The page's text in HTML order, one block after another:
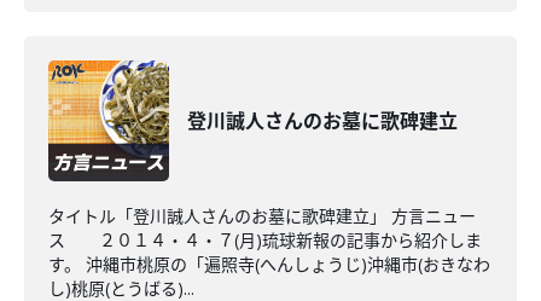
登川誠人さんのお墓に歌碑建立
タイトル「登川誠人さんのお墓に歌碑建立」 方言ニュー
ス ２０１４・４・７(月)琉球新報の記事から紹介しま
す。 沖縄市桃原の「遍照寺(へんしょうじ)沖縄市(おきなわ
し)桃原(とうばる)...